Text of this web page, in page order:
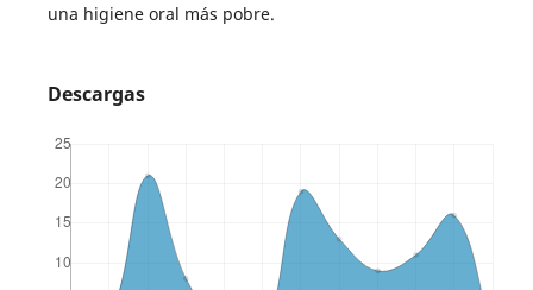
una higiene oral más pobre.
Descargas